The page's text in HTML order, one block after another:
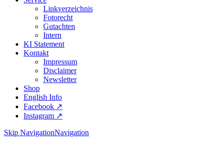
Linkverzeichnis
Fotorecht
Gutachten
Intern
KI Statement
Kontakt
Impressum
Disclaimer
Newsletter
Shop
English Info
Facebook ↗︎
Instagram ↗︎
Skip NavigationNavigation